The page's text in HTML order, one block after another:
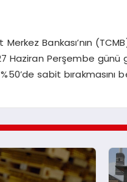
Bankası’nın
Haziran Perşembe
sabit bırakmasını